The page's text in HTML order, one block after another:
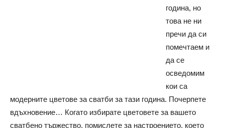
година, но
това не ни
пречи да си
помечтаем и
да се
осведомим
кои са
модерните цветове за сватби за тази година. Почерпете
вдъхновение… Когато избирате цветовете за вашето
сватбено тържество, помислете за настроението, което